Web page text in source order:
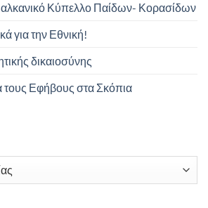
Κύπελλο Παίδων- Κορασίδων
για την Εθνική!
δικαιοσύνης
τους Εφήβους στα Σκόπια